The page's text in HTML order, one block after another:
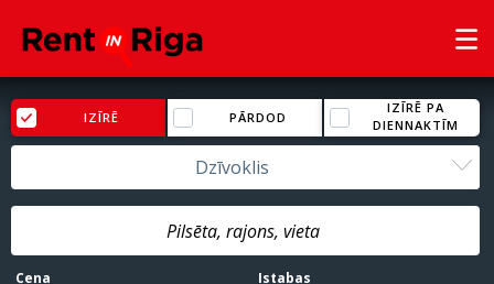
IZĪRĒ PĀRDOD
IZĪRĒ PA
DIENNAKTĪM
Dzīvoklis
Cena
Istabas